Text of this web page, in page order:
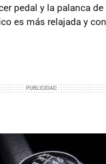
pedal y la palanca
es más relajada y